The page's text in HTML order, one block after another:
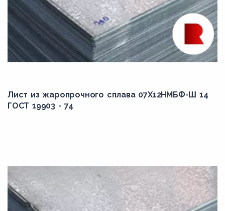
Лист из жаропрочного сплава 07Х12НМБФ-Ш 14
ГОСТ 19903 - 74